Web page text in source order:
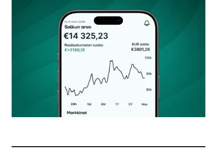
Kommentti*
Nimesi tai nimimerkkisi
Sähköpostiosoitteesi
Tilaa SalkunRakentajan uutiskirje